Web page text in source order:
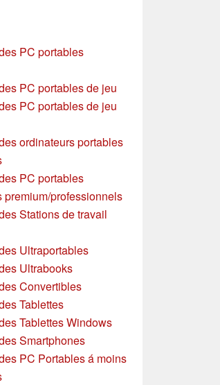
PC portables
PC portables de jeu
PC portables de jeu
ordinateurs portables
PC portables
premium/professionnels
Stations de travail
Ultraportables
Ultrabooks
Convertibles
Tablettes
Tablettes Windows
Smartphones
PC Portables á moins